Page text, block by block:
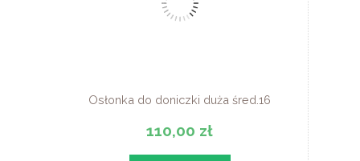
Osłonka do doniczki duża śred.16
110,00 zł